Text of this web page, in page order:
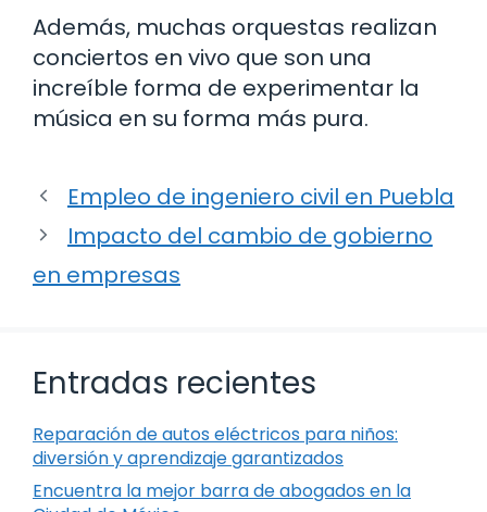
Además, muchas orquestas realizan
conciertos en vivo que son una
increíble forma de experimentar la
música en su forma más pura.
Empleo de ingeniero civil en Puebla
Impacto del cambio de gobierno
en empresas
Entradas recientes
Reparación de autos eléctricos para niños:
diversión y aprendizaje garantizados
Encuentra la mejor barra de abogados en la